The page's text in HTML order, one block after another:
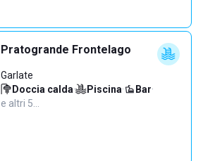
Pratogrande Frontelago
Garlate
Doccia calda· Piscina· Bar·
e altri 5…